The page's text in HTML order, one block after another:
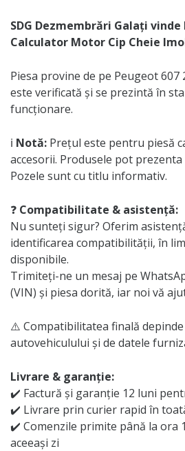
SDG Dezmembrări Galați vinde
Calculator Motor Cip Cheie
Piesa provine de pe Peugeot 607
este verificată și se prezintă în
funcționare.
ℹ️ Notă: Prețul este pentru piesă
accesorii. Produsele pot
Pozele sunt cu titlu informativ.
❓ Compatibilitate & asistență:
Nu sunteți sigur? Oferim
identificarea compatibilității, în
disponibile.
Trimiteți-ne un mesaj pe
(VIN) și piesa dorită, iar noi vă
⚠️ Compatibilitatea finală
autovehiculului și de datele
Livrare & garanție:
✔️ Factură și garanție 12 luni
✔️ Livrare prin curier rapid în
✔️ Comenzile primite până la ora
aceeași zi